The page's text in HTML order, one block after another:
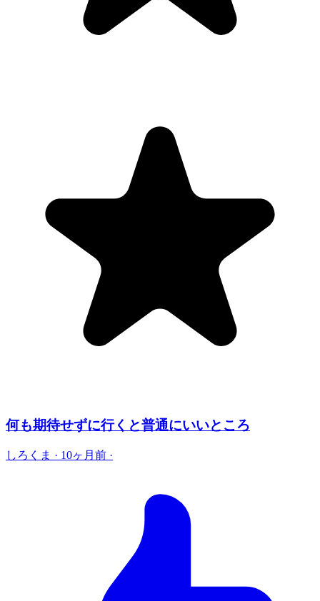
何も期待せずに行くと普通にいいところ
しろくま · 10ヶ月前 ·